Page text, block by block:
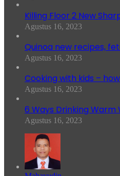
Killing Floor 2 New
Agustus 16, 2023
Quinoa new recipes,
Agustus 16, 2023
Cooking with kids –
Agustus 16, 2023
6 Ways Drinking Warm
Agustus 16, 2023